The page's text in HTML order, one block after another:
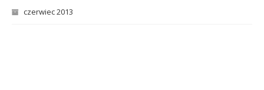
czerwiec 2013